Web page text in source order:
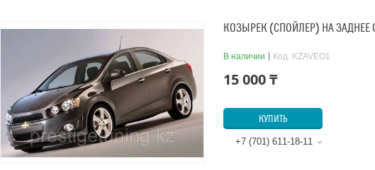
КОЗЫРЕК (СПОЙЛЕР) НА ЗАДНЕЕ
В наличии Код: KZAVEO1
15 000 ₸
КУПИТЬ
+7 (701) 611-18-11